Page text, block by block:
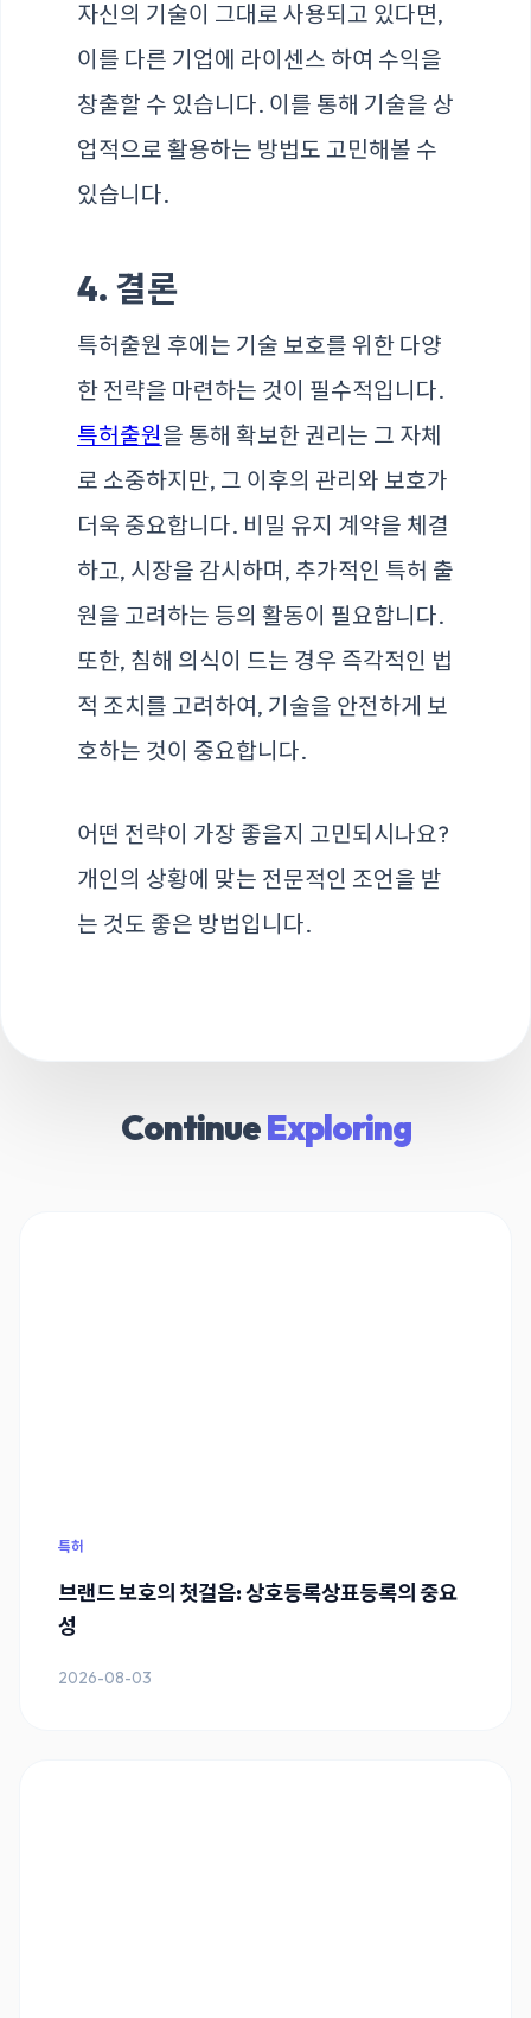
자신의 기술이 그대로 사용되고 있다면,
이를 다른 기업에 라이센스 하여 수익을
창출할 수 있습니다. 이를 통해 기술을 상
업적으로 활용하는 방법도 고민해볼 수
있습니다.
4. 결론
특허출원 후에는 기술 보호를 위한 다양
한 전략을 마련하는 것이 필수적입니다.
특허출원을 통해 확보한 권리는 그 자체
로 소중하지만, 그 이후의 관리와 보호가
더욱 중요합니다. 비밀 유지 계약을 체결
하고, 시장을 감시하며, 추가적인 특허 출
원을 고려하는 등의 활동이 필요합니다.
또한, 침해 의식이 드는 경우 즉각적인 법
적 조치를 고려하여, 기술을 안전하게 보
호하는 것이 중요합니다.
어떤 전략이 가장 좋을지 고민되시나요?
개인의 상황에 맞는 전문적인 조언을 받
는 것도 좋은 방법입니다.
ContinueExploring
특허
브랜드 보호의 첫걸음: 상호등록상표등록의 중요
성
2026-08-03